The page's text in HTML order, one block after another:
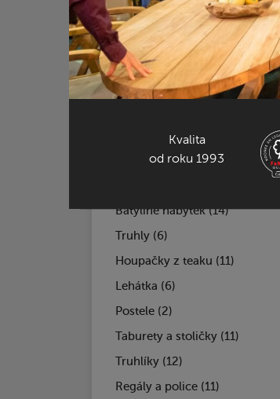
Kvalita
od roku 1993
Houpací křesla (3)
Lavice (43)
Stoly z teaku (50)
Bary a barové židle z teaku (6)
Recyklovaný teak (73)
Teakové sestavy (45)
Batyline nábytek (14)
Truhly (6)
Houpačky z teaku (11)
Lehátka (6)
Postele (2)
Taburety a stoličky (11)
Truhlíky (12)
Regály a police (11)